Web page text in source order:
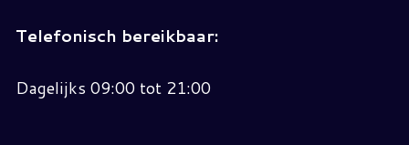
Telefonisch bereikbaar:
Dagelijks 09:00 tot 21:00